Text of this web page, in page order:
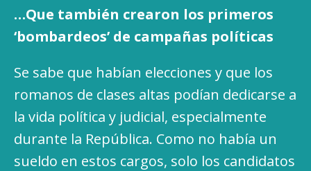
…Que también crearon los primeros
‘bombardeos’ de campañas políticas
Se sabe que habían elecciones y que los
romanos de clases altas podían dedicarse a
la vida política y judicial, especialmente
durante la República. Como no había un
sueldo en estos cargos, solo los candidatos